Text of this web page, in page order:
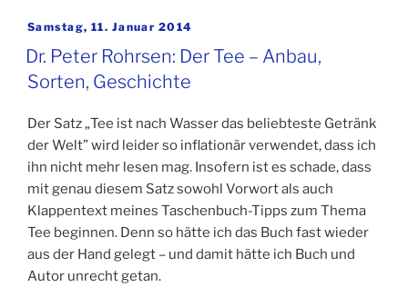
lovers:
Dr.
Peter
Rohrsen“
Veröffentlicht
Samstag, 11. Januar 2014
Dr. Peter Rohrsen: Der Tee – Anbau,
Sorten, Geschichte
Der Satz „Tee ist nach Wasser das beliebteste Getränk
der Welt” wird leider so inflationär verwendet, dass ich
ihn nicht mehr lesen mag. Insofern ist es schade, dass
mit genau diesem Satz sowohl Vorwort als auch
Klappentext meines Taschenbuch-Tipps zum Thema
Tee beginnen. Denn so hätte ich das Buch fast wieder
aus der Hand gelegt – und damit hätte ich Buch und
Autor unrecht getan.